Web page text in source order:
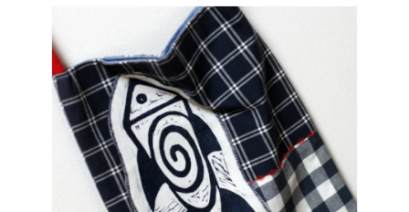
hvězdiček.